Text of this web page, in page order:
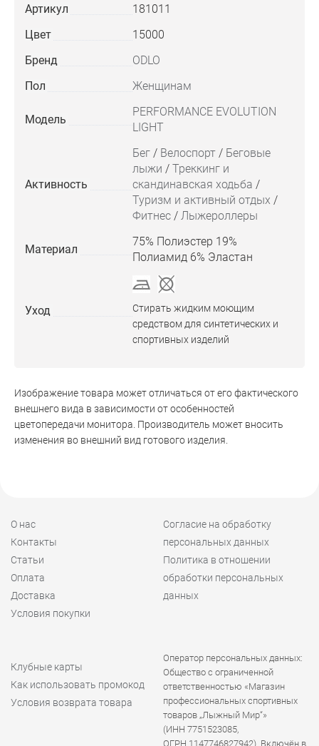
Артикул
181011
Цвет
15000
Бренд
ODLO
Пол
Женщинам
Модель
PERFORMANCE EVOLUTION
LIGHT
Активность
Бег / Велоспорт / Беговые
лыжи /Треккинг и
скандинавская ходьба /
Туризм и активный отдых /
Фитнес /Лыжероллеры
Материал
75% Полиэстер 19%
Полиамид 6% Эластан
Уход
Стирать жидким моющим
средством для синтетических и
спортивных изделий
Изображение товара может отличаться от его фактического
внешнего вида в зависимости от особенностей
цветопередачи монитора. Производитель может вносить
изменения во внешний вид готового изделия.
О нас
Контакты
Статьи
Оплата
Доставка
Условия покупки
Согласие на обработку
персональных данных
Политика в отношении
обработки персональных
данных
Клубные карты
Как использовать промокод
Условия возврата товара
Оператор персональных данных:
Общество с ограниченной
ответственностью «Магазин
профессиональных спортивных
товаров „Лыжный Мир“»
(ИНН 7751523085,
ОГРН 1147746827942). Включён в